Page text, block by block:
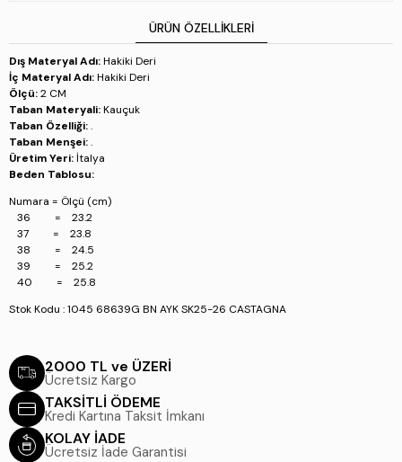
40 = 25.8
Stok Kodu : 1045 68639G BN AYK SK25-26 CASTAGNA
ÜRÜN ÖZELLIKLERI
Dış Materyal Adı:Hakiki Deri
İç Materyal Adı:Hakiki Deri
Ölçü:2 CM
Taban Materyali:Kauçuk
Taban Özelliği:.
Taban Menşei:.
Üretim Yeri: İtalya
Beden Tablosu:
Numara = Ölçü (cm)
36 = 23.2
37 = 23.8
38 = 24.5
39 = 25.2
40 = 25.8
Stok Kodu : 1045 68639G BN AYK SK25-26 CASTAGNA
2000 TL ve ÜZERİ
Ücretsiz Kargo
TAKSİTLİ ÖDEME
Kredi Kartına Taksit İmkanı
KOLAY İADE
Ücretsiz İade Garantisi